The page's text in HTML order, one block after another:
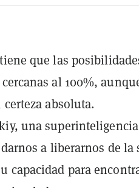
que las
al 100%,
absoluta.
una
a liberarnos de
capacidad para